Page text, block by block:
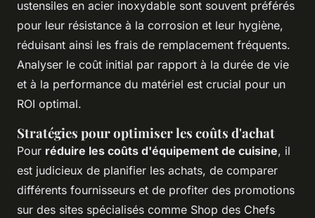
ustensiles en acier inoxydable sont souvent préférés
pour leur résistance à la corrosion et leur hygiène,
réduisant ainsi les frais de remplacement fréquents.
Analyser le coût initial par rapport à la durée de vie
et à la performance du matériel est crucial pour un
ROI optimal.
Stratégies pour optimiser les coûts d'achat
Pour réduire les coûts d'équipement de cuisine, il
est judicieux de planifier les achats, de comparer
différents fournisseurs et de profiter des promotions
sur des sites spécialisés comme Shop des Chefs